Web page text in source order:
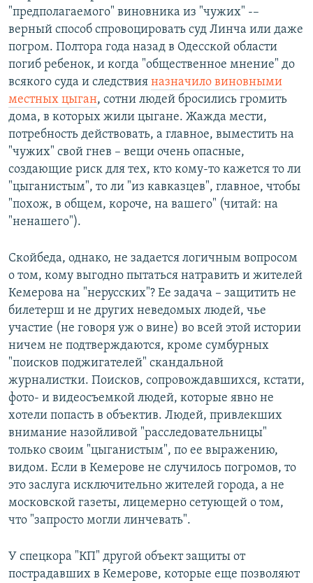
"предполагаемого" виновника из "чужих" -–
верный способ спровоцировать суд Линча или даже
погром. Полтора года назад в Одесской области
погиб ребенок, и когда "общественное мнение" до
всякого суда и следствия назначило виновными
местных цыган, сотни людей бросились громить
дома, в которых жили цыгане. Жажда мести,
потребность действовать, а главное, выместить на
"чужих" свой гнев – вещи очень опасные,
создающие риск для тех, кто кому-то кажется то ли
"цыганистым", то ли "из кавказцев", главное, чтобы
"похож, в общем, короче, на вашего" (читай: на
"ненашего").
Скойбеда, однако, не задается логичным вопросом
о том, кому выгодно пытаться натравить и жителей
Кемерова на "нерусских"? Ее задача – защитить не
билетерш и не других неведомых людей, чье
участие (не говоря уж о вине) во всей этой истории
ничем не подтверждаются, кроме сумбурных
"поисков поджигателей" скандальной
журналистки. Поисков, сопровождавшихся, кстати,
фото- и видеосъемкой людей, которые явно не
хотели попасть в объектив. Людей, привлекших
внимание назойливой "расследовательницы"
только своим "цыганистым", по ее выражению,
видом. Если в Кемерове не случилось погромов, то
это заслуга исключительно жителей города, а не
московской газеты, лицемерно сетующей о том,
что "запросто могли линчевать".
У спецкора "КП" другой объект защиты от
пострадавших в Кемерове, которые еще позволяют